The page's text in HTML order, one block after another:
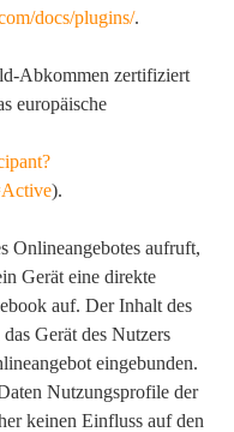
docs/plugins/.
Abkommen zertifiziert
europäische
).
Onlineangebotes aufruft,
Gerät eine direkte
auf. Der Inhalt des
Gerät des Nutzers
eingebunden.
Nutzungsprofile der
keinen Einfluss auf den